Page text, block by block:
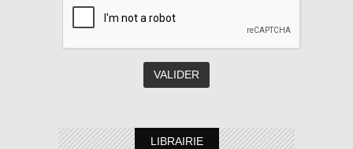
LIBRAIRIE